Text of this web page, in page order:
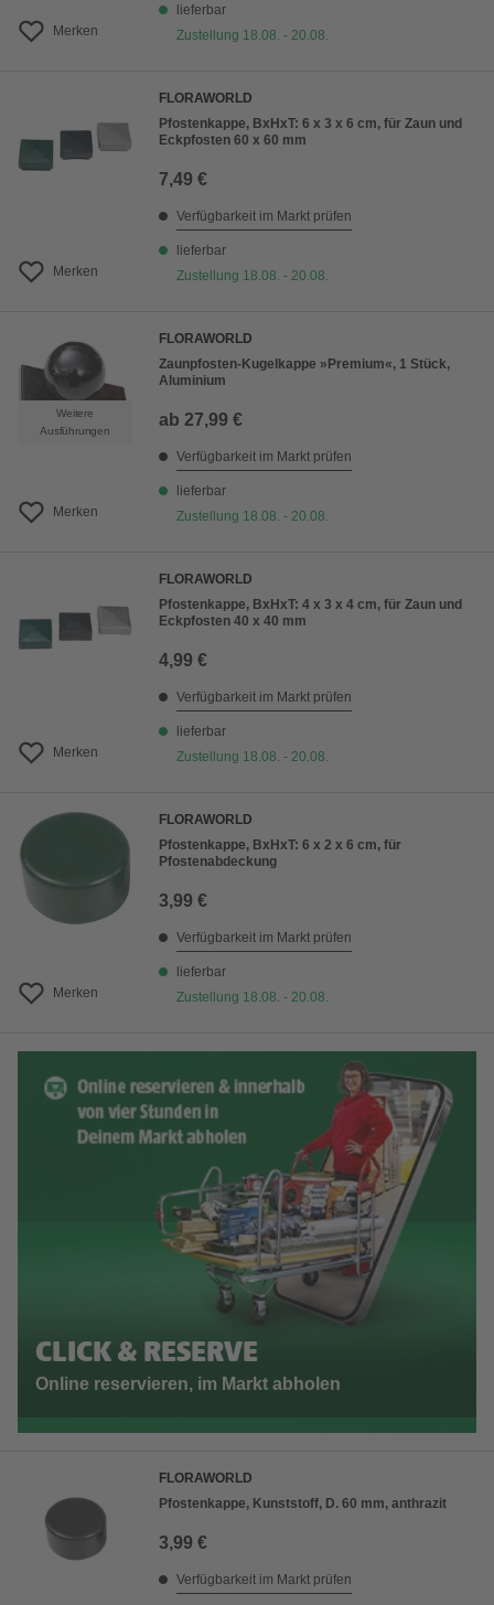
Merken
lieferbar
Zustellung 18.08. - 20.08.
Merken
FLORAWORLD
Pfostenkappe, BxHxT: 6 x 3 x 6 cm, für Zaun und
Eckpfosten 60 x 60 mm
7,49 €
Verfügbarkeit im Markt prüfen
lieferbar
Zustellung 18.08. - 20.08.
Weitere
Ausführungen
Merken
FLORAWORLD
Zaunpfosten-Kugelkappe »Premium«, 1 Stück,
Aluminium
ab 27,99 €
Verfügbarkeit im Markt prüfen
lieferbar
Zustellung 18.08. - 20.08.
Merken
FLORAWORLD
Pfostenkappe, BxHxT: 4 x 3 x 4 cm, für Zaun und
Eckpfosten 40 x 40 mm
4,99 €
Verfügbarkeit im Markt prüfen
lieferbar
Zustellung 18.08. - 20.08.
Merken
FLORAWORLD
Pfostenkappe, BxHxT: 6 x 2 x 6 cm, für
Pfostenabdeckung
3,99 €
Verfügbarkeit im Markt prüfen
lieferbar
Zustellung 18.08. - 20.08.
CLICK & RESERVE
Online reservieren, im Markt abholen
FLORAWORLD
Pfostenkappe, Kunststoff, D. 60 mm, anthrazit
3,99 €
Verfügbarkeit im Markt prüfen